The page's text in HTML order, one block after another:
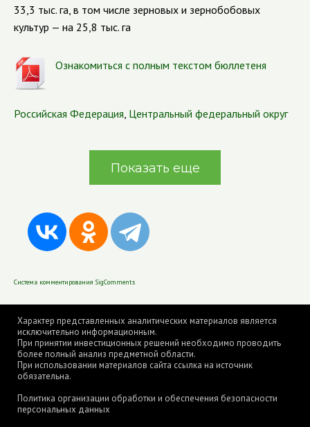
33,3 тыс. га, в том числе зерновых и зернобобовых
культур — на 25,8 тыс. га
Ознакомиться с полным текстом бюллетеня
Российская Федерация, Центральный федеральный округ
Показать еще
Система комментирования SigComments
Характер представленных аналитических материалов является
исключительно информационным.
При принятии инвестиционных решений необходимо проводить
более полный анализ предметной области.
При использовании материалов сайта ссылка на источник
обязательна.
Политика организации обработки и обеспечения безопасности
персональных данных